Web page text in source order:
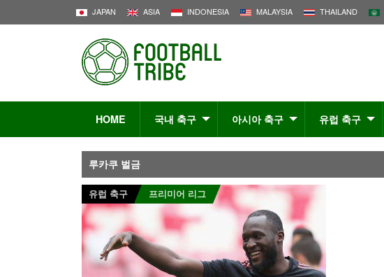
JAPAN ASIA INDONESIA MALAYSIA THAILAND
HOME 국내 축구 아시아 축구 유럽 축구
루카쿠 벌금
유럽 축구 프리미어 리그